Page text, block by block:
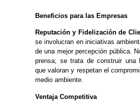
Beneficios para las Empresas
Reputación y Fidelización de
se involucran en iniciativas
de una mejor percepción pública.
prensa; se trata de construir una
que valoran y respetan el
medio ambiente.
Ventaja Competitiva